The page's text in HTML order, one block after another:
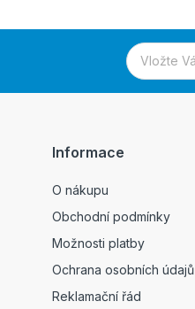
Informace
O nákupu
Obchodní podmínky
Možnosti platby
Ochrana osobních údajů
Reklamační řád